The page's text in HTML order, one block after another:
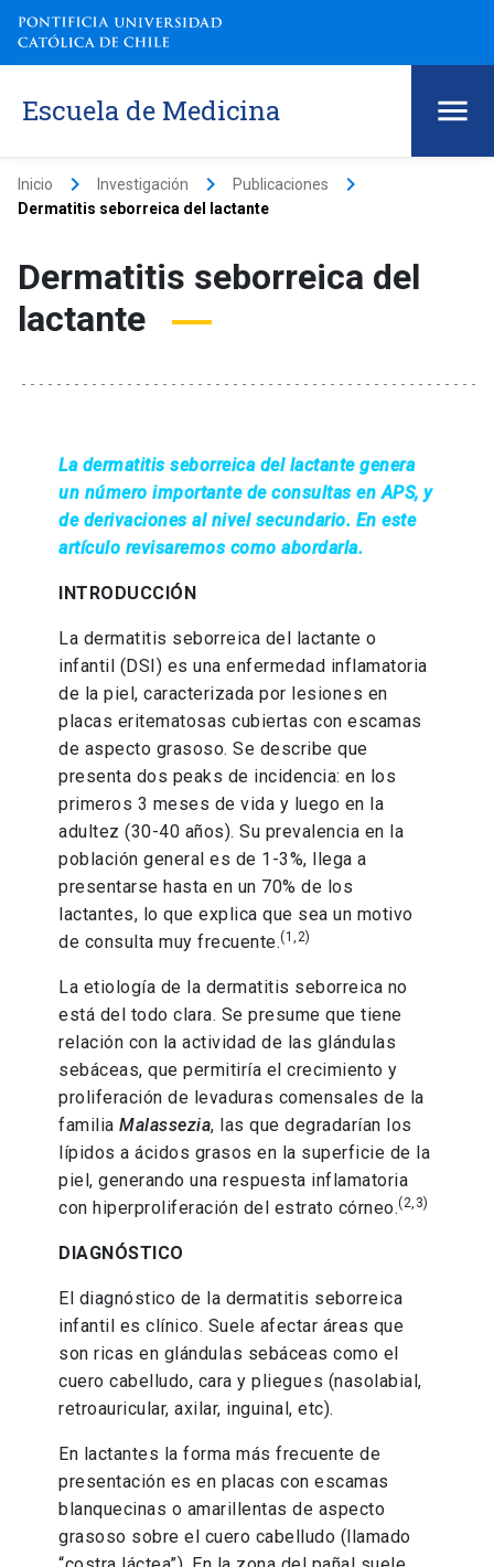
Escuela de Medicina
Inicio keyboard_arrow_right Investigación keyboard_arrow_right Publicaciones keyboard_arrow_right
Dermatitis seborreica del lactante
Dermatitis seborreica del
lactante
La dermatitis seborreica del lactante genera
un número importante de consultas en APS, y
de derivaciones al nivel secundario. En este
artículo revisaremos como abordarla.
INTRODUCCIÓN
La dermatitis seborreica del lactante o
infantil (DSI) es una enfermedad inflamatoria
de la piel, caracterizada por lesiones en
placas eritematosas cubiertas con escamas
de aspecto grasoso. Se describe que
presenta dos peaks de incidencia: en los
primeros 3 meses de vida y luego en la
adultez (30-40 años). Su prevalencia en la
población general es de 1-3%, llega a
presentarse hasta en un 70% de los
lactantes, lo que explica que sea un motivo
de consulta muy frecuente.(1,2)
La etiología de la dermatitis seborreica no
está del todo clara. Se presume que tiene
relación con la actividad de las glándulas
sebáceas, que permitiría el crecimiento y
proliferación de levaduras comensales de la
familiaMalassezia, las que degradarían los
lípidos a ácidos grasos en la superficie de la
piel, generando una respuesta inflamatoria
con hiperproliferación del estrato córneo.(2,3)
DIAGNÓSTICO
El diagnóstico de la dermatitis seborreica
infantil es clínico. Suele afectar áreas que
son ricas en glándulas sebáceas como el
cuero cabelludo, cara y pliegues (nasolabial,
retroauricular, axilar, inguinal, etc).
En lactantes la forma más frecuente de
presentación es en placas con escamas
blanquecinas o amarillentas de aspecto
grasoso sobre el cuero cabelludo (llamado